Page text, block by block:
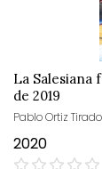
La Salesiana
de 2019
Pablo Ortiz
2020